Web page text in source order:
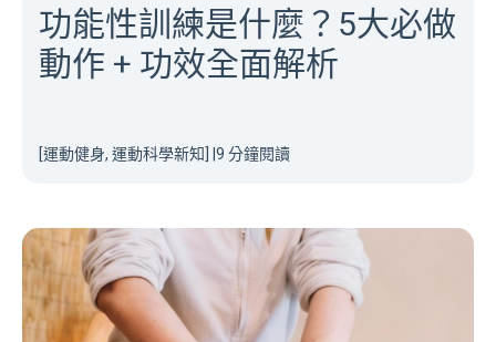
功能性訓練是什麼？5大必做
動作 + 功效全面解析
[運動健身, 運動科學新知] 9 分鐘閱讀